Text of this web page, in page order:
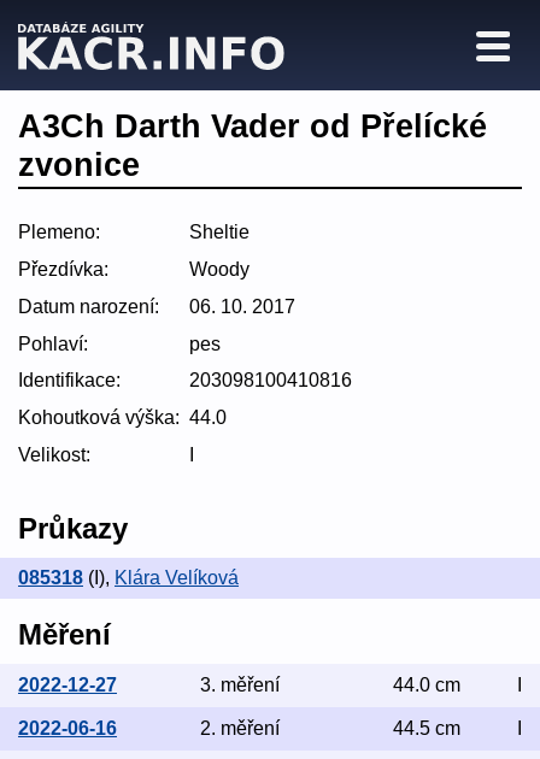
A3Ch Darth Vader od Přelícké
zvonice
Plemeno:
Sheltie
Přezdívka:
Woody
Datum narození:
06. 10. 2017
Pohlaví:
pes
Identifikace:
203098100410816
Kohoutková výška: 44.0
Velikost:
Průkazy
085318 (I), Klára Velíková
Měření
2022-12-27 3. měření 44.0 cm
2022-06-16 2. měření 44.5 cm